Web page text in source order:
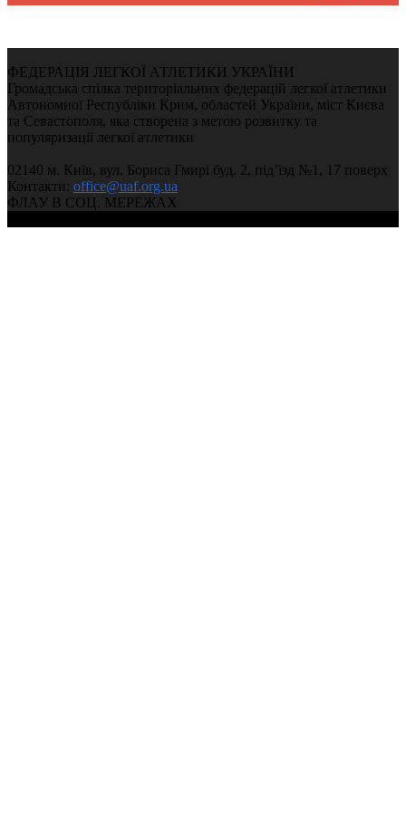
ФЕДЕРАЦІЯ ЛЕГКОЇ АТЛЕТИКИ УКРАЇНИ
Громадська спілка територіальних федерацій легкої атлетики
Автономної Республіки Крим, областей України, міст Києва
та Севастополя, яка створена з метою розвитку та
популяризації легкої атлетики
02140 м. Київ, вул. Бориса Гмирі буд. 2, під’їзд №1, 17 поверх
Контакти: office@uaf.org.ua
ФЛАУ В СОЦ. МЕРЕЖАХ